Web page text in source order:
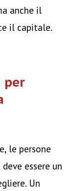
anche il
il capitale.
per
le persone
essere un
Un